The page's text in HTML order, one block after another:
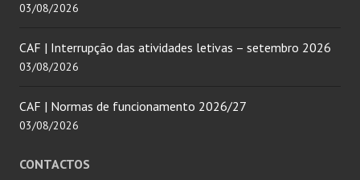
03/08/2026
CAF | Interrupção das atividades letivas – setembro 2026
03/08/2026
CAF | Normas de funcionamento 2026/27
03/08/2026
CONTACTOS